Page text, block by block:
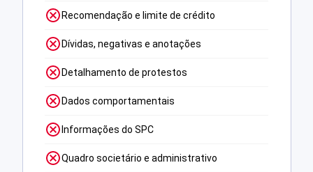
Recomendação e limite de crédito
Dívidas, negativas e anotações
Detalhamento de protestos
Dados comportamentais
Informações do SPC
Quadro societário e administrativo